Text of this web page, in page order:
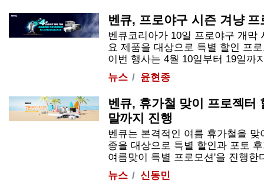
벤큐, 프로야구 시즌 겨냥
벤큐코리아가 10일 프로야구 개막
요 제품을 대상으로 특별 할인 프
이번 행사는 4월 10일부터 19일까
뉴스
윤현종
벤큐, 휴가철 맞이 프로젝터
말까지 진행
벤큐는 본격적인 여름 휴가철을
종을 대상으로 특별 할인과 포토
여름맞이 특별 프로모션'을 진행한
뉴스
신동민